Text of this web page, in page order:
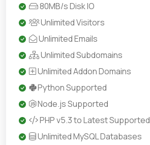
80MB/s Disk IO
Unlimited Visitors
Unlimited Emails
Unlimited Subdomains
Unlimited Addon Domains
Python Supported
Node.js Supported
PHP v5.3 to Latest Supported
Unlimited MySQL Databases